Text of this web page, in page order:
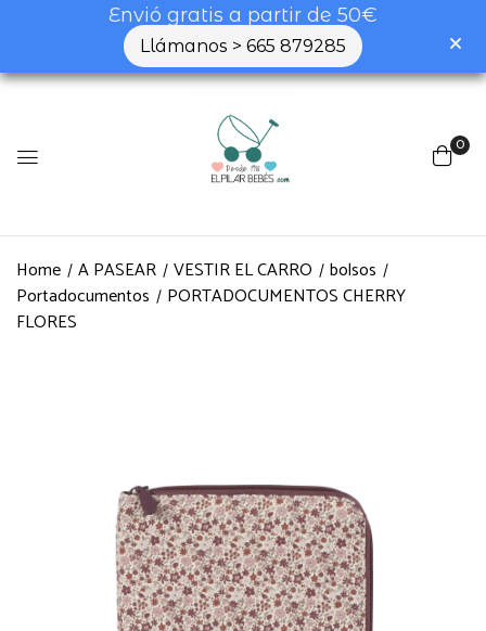
Envió gratis a partir de 50€
Llámanos > 665 879285
0
Home A PASEAR VESTIR EL CARRO
bolsos
Portadocumentos
PORTADOCUMENTOS CHERRY
FLORES